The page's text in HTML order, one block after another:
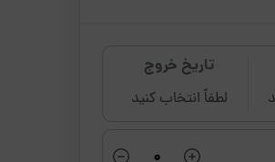
تاریخ خروج
لطفاً انتخاب کنید